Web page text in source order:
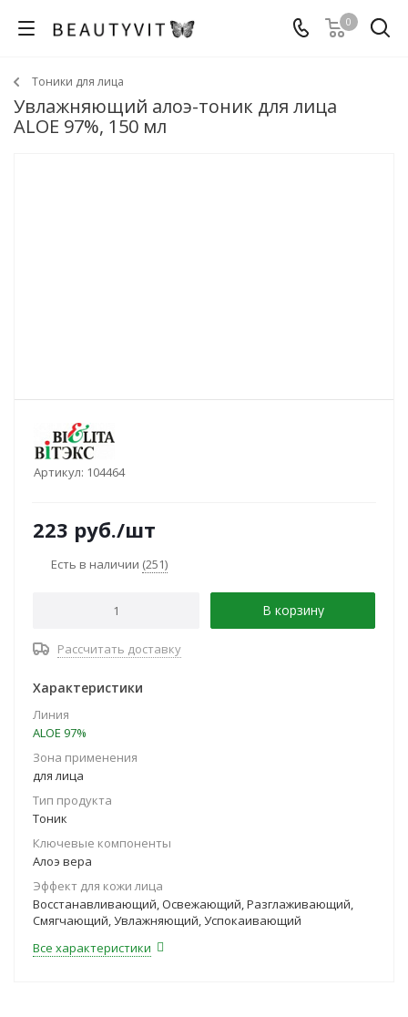
0
Тоники для лица
Увлажняющий алоэ-тоник для лица
ALOE 97%, 150 мл
Артикул: 104464
223 руб./шт
Есть в наличии (251)
В корзину
Рассчитать доставку
Характеристики
Линия
ALOE 97%
Зона применения
для лица
Тип продукта
Тоник
Ключевые компоненты
Алоэ вера
Эффект для кожи лица
Восстанавливающий, Освежающий, Разглаживающий,
Смягчающий, Увлажняющий, Успокаивающий
Все характеристики